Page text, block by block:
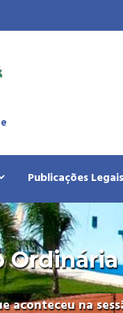
Publicações
Ordinária
aconteceu na